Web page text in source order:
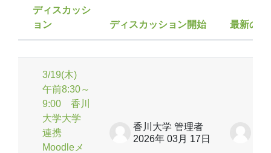
ステータス
ディスカッシ
ョン
ディスカッション開始 最新の投
3/19(木)
午前8:30～
9:00 香川
大学大学
連携
Moodleメ
香川大学 管理者
2026年 03月 17日